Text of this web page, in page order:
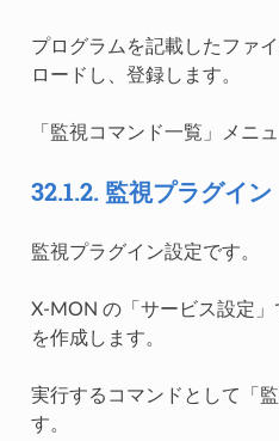
プログラムを記載したファ
ロードし、登録します。
「監視コマンド一覧」メニ
32.1.2. 監視プラグイン
監視プラグイン設定です。
X-MON の「サービス設定
を作成します。
実行するコマンドとして「
す。